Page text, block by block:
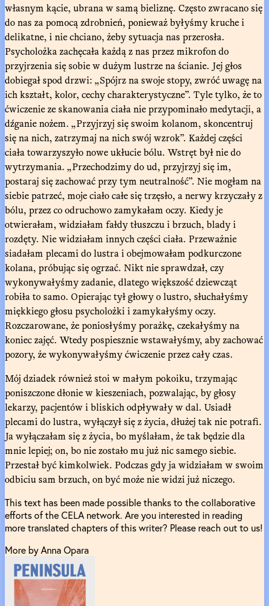
własnym kącie, ubrana w samą bieliznę. Często zwracano się
do nas za pomocą zdrobnień, ponieważ byłyśmy kruche i
delikatne, i nie chciano, żeby sytuacja nas przerosła.
Psycholożka zachęcała każdą z nas przez mikrofon do
przyjrzenia się sobie w dużym lustrze na ścianie. Jej głos
dobiegał spod drzwi: „Spójrz na swoje stopy, zwróć uwagę na
ich kształt, kolor, cechy charakterystyczne”. Tyle tylko, że to
ćwiczenie ze skanowania ciała nie przypominało medytacji, a
dźganie nożem. „Przyjrzyj się swoim kolanom, skoncentruj
się na nich, zatrzymaj na nich swój wzrok”. Każdej części
ciała towarzyszyło nowe ukłucie bólu. Wstręt był nie do
wytrzymania. „Przechodzimy do ud, przyjrzyj się im,
postaraj się zachować przy tym neutralność”. Nie mogłam na
siebie patrzeć, moje ciało całe się trzęsło, a nerwy krzyczały z
bólu, przez co odruchowo zamykałam oczy. Kiedy je
otwierałam, widziałam fałdy tłuszczu i brzuch, blady i
rozdęty. Nie widziałam innych części ciała. Przeważnie
siadałam plecami do lustra i obejmowałam podkurczone
kolana, próbując się ogrzać. Nikt nie sprawdzał, czy
wykonywałyśmy zadanie, dlatego większość dziewcząt
robiła to samo. Opierając tył głowy o lustro, słuchałyśmy
miękkiego głosu psycholożki i zamykałyśmy oczy.
Rozczarowane, że poniosłyśmy porażkę, czekałyśmy na
koniec zajęć. Wtedy pospiesznie wstawałyśmy, aby zachować
pozory, że wykonywałyśmy ćwiczenie przez cały czas.
Mój dziadek również stoi w małym pokoiku, trzymając
poniszczone dłonie w kieszeniach, pozwalając, by głosy
lekarzy, pacjentów i bliskich odpływały w dal. Usiadł
plecami do lustra, wyłączył się z życia, dłużej tak nie potrafi.
Ja wyłączałam się z życia, bo myślałam, że tak będzie dla
mnie lepiej; on, bo nie zostało mu już nic samego siebie.
Przestał być kimkolwiek. Podczas gdy ja widziałam w swoim
odbiciu sam brzuch, on być może nie widzi już niczego.
This text has been made possible thanks to the collaborative
efforts of the CELA network. Are you interested in reading
more translated chapters of this writer? Please reach out to us!
More by Anna Opara